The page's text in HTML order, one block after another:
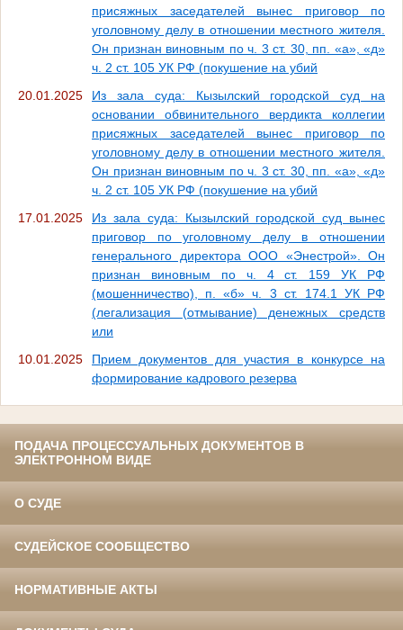
присяжных заседателей вынес приговор по
уголовному делу в отношении местного жителя.
Он признан виновным по ч. 3 ст. 30, пп. «а», «д»
ч. 2 ст. 105 УК РФ (покушение на убий
20.01.2025
Из зала суда: Кызылский городской суд на
основании обвинительного вердикта коллегии
присяжных заседателей вынес приговор по
уголовному делу в отношении местного жителя.
Он признан виновным по ч. 3 ст. 30, пп. «а», «д»
ч. 2 ст. 105 УК РФ (покушение на убий
17.01.2025
Из зала суда: Кызылский городской суд вынес
приговор по уголовному делу в отношении
генерального директора ООО «Энестрой». Он
признан виновным по ч. 4 ст. 159 УК РФ
(мошенничество), п. «б» ч. 3 ст. 174.1 УК РФ
(легализация (отмывание) денежных средств
или
10.01.2025
Прием документов для участия в конкурсе на
формирование кадрового резерва
ПОДАЧА ПРОЦЕССУАЛЬНЫХ ДОКУМЕНТОВ В
ЭЛЕКТРОННОМ ВИДЕ
О СУДЕ
СУДЕЙСКОЕ СООБЩЕСТВО
НОРМАТИВНЫЕ АКТЫ